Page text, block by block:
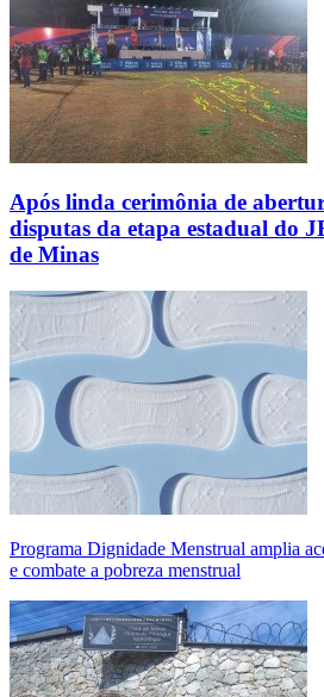
Após linda cerimônia de
disputas da etapa estadual do
de Minas
Programa Dignidade Menstrual amplia
e combate a pobreza menstrual